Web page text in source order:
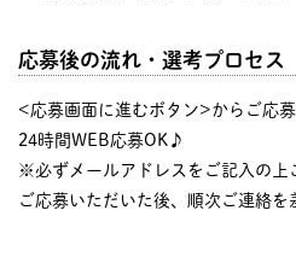
応募後の流れ・選考プロセス
<応募画面に進むボタン>からご応募
24時間WEB応募OK♪
※必ずメールアドレスをご記入の上
ご応募いただいた後、順次ご連絡を